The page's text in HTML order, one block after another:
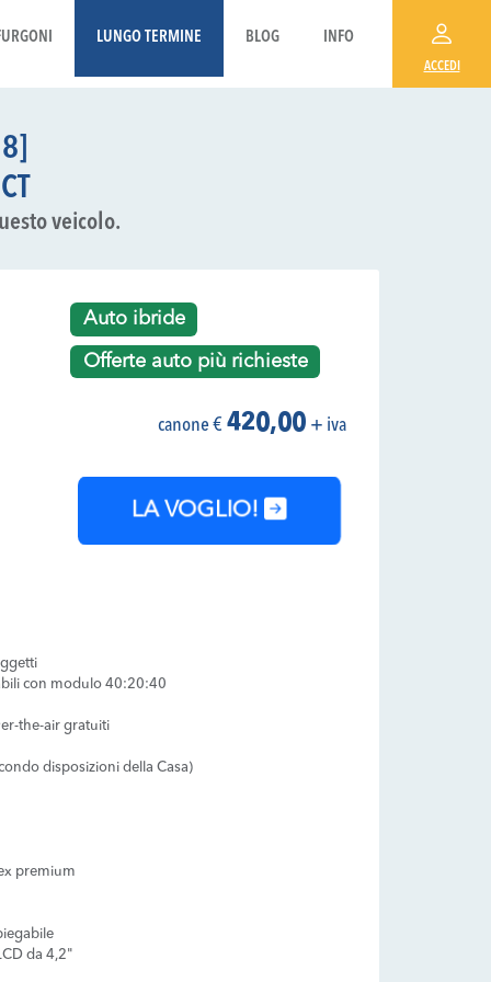
LUNGO TERMINE BLOG INFO
ACCEDI
veicolo.
Auto ibride
Offerte auto più richieste
canone € 420,00 + iva
LA VOGLIO!
con modulo 40:20:40
the-air gratuiti
disposizioni della Casa)
premium
da 4,2"